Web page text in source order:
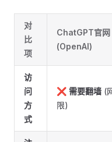
对
比
项
ChatGPT官网
(OpenAI)
访
问
方
式
❌ 需要翻墙 (
限)